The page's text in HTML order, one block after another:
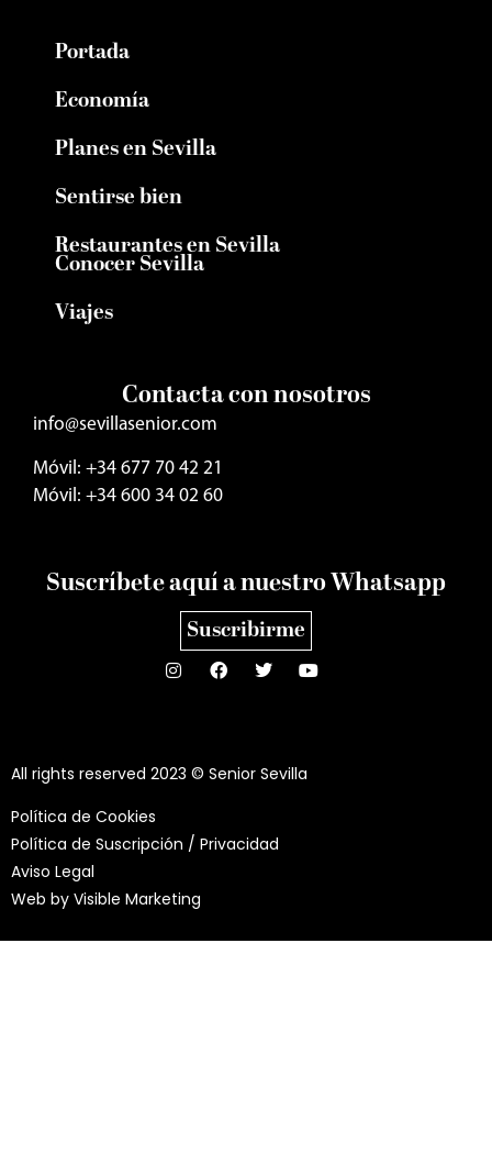
Portada
Economía
Planes en Sevilla
Sentirse bien
Restaurantes en Sevilla
Conocer Sevilla
Viajes
Contacta con nosotros
info@sevillasenior.com
Móvil: +34 677 70 42 21
Móvil: +34 600 34 02 60
Suscríbete aquí a nuestro Whatsapp
Suscribirme
All rights reserved 2023 © Senior Sevilla
Política de Cookies
Política de Suscripción / Privacidad
Aviso Legal
Web by Visible Marketing